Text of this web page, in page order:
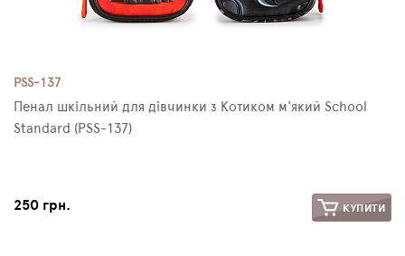
PSS-137
Пенал шкільний для дівчинки з Котиком м'який School
Standard (PSS-137)
250 грн. КУПИТИ